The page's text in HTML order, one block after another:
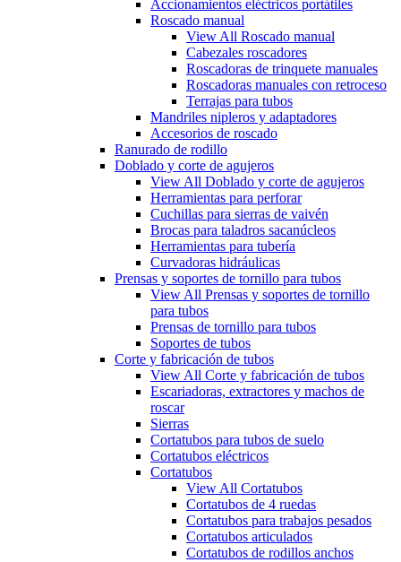
Accionamientos eléctricos portátiles
Roscado manual
View All Roscado manual
Cabezales roscadores
Roscadoras de trinquete manuales
Roscadoras manuales con retroceso
Terrajas para tubos
Mandriles nipleros y adaptadores
Accesorios de roscado
Ranurado de rodillo
Doblado y corte de agujeros
View All Doblado y corte de agujeros
Herramientas para perforar
Cuchillas para sierras de vaivén
Brocas para taladros sacanúcleos
Herramientas para tubería
Curvadoras hidráulicas
Prensas y soportes de tornillo para tubos
View All Prensas y soportes de tornillo
para tubos
Prensas de tornillo para tubos
Soportes de tubos
Corte y fabricación de tubos
View All Corte y fabricación de tubos
Escariadoras, extractores y machos de
roscar
Sierras
Cortatubos para tubos de suelo
Cortatubos eléctricos
Cortatubos
View All Cortatubos
Cortatubos de 4 ruedas
Cortatubos para trabajos pesados
Cortatubos articulados
Cortatubos de rodillos anchos